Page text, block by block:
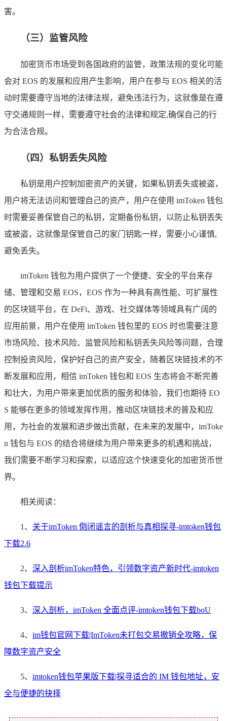
害。
（三）监管风险
加密货币市场受到各国政府的监管，政策法规的变化可能
会对 EOS 的发展和应用产生影响，用户在参与 EOS 相关的活
动时需要遵守当地的法律法规，避免违法行为，这就像是在遵
守交通规则一样，需要遵守社会的法律和规定,确保自己的行
为合法合规。
（四）私钥丢失风险
私钥是用户控制加密资产的关键，如果私钥丢失或被盗，
用户将无法访问和管理自己的资产，用户在使用 imToken 钱包
时需要妥善保管自己的私钥，定期备份私钥，以防止私钥丢失
或被盗，这就像是保管自己的家门钥匙一样，需要小心谨慎,
避免丢失。
imToken 钱包为用户提供了一个便捷、安全的平台来存
储、管理和交易 EOS，EOS 作为一种具有高性能、可扩展性
的区块链平台，在 DeFi、游戏、社交媒体等领域具有广阔的
应用前景，用户在使用 imToken 钱包里的 EOS 时也需要注意
市场风险、技术风险、监管风险和私钥丢失风险等问题，合理
控制投资风险，保护好自己的资产安全，随着区块链技术的不
断发展和应用，相信 imToken 钱包和 EOS 生态将会不断完善
和壮大，为用户带来更加优质的服务和体验，我们也期待 EO
S 能够在更多的领域发挥作用，推动区块链技术的普及和应
用，为社会的发展和进步做出贡献，在未来的发展中，imToke
n 钱包与 EOS 的结合将继续为用户带来更多的机遇和挑战，
我们需要不断学习和探索，以适应这个快速变化的加密货币世
界。
相关阅读：
1、 关于imToken 倒闭谣言的剖析与真相探寻-imtoken钱包
下载2.6
2、 深入剖析imToken特色，引领数字资产新时代-imtoken
钱包下载提示
3、 深入剖析，imToken 全面点评-imtoken钱包下载boU
4、 im钱包官网下载|ImToken未打包交易撤销全攻略，保
障数字资产安全
5、 imtoken钱包苹果版下载|探寻适合的 IM 钱包地址，安
全与便捷的抉择